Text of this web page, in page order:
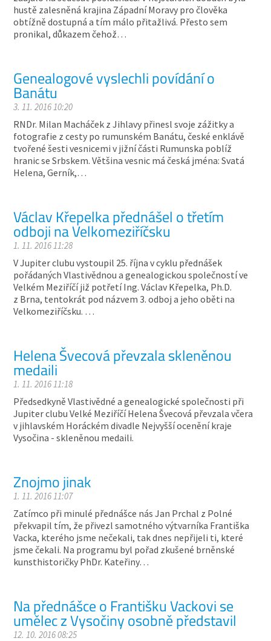
hustě zalesněná krajina Západní Moravy pro člověka
obtížně dostupná a tím málo přitažlivá. Přesto sem
pronikal, důkazem čehož…
Genealogové vyslechli povídání o
Banátu
3. 11. 2016 10:20
RNDr. Milan Macháček z Jihlavy přinesl svoje zážitky a
fotografie z cesty po rumunském Banátu, české enklávě
tvořené šesti vesnicemi v jižní části Rumunska poblíž
hranic se Srbskem. Většina vesnic má česká jména: Svatá
Helena, Gerník,…
Václav Křepelka přednášel o třetím
odboji na Velkomeziříčsku
1. 11. 2016 11:28
V Jupiter clubu vystoupil 25. října v cyklu přednášek
pořádaných Vlastivědnou a genealogickou společností ve
Velkém Meziříčí již potřetí Ing. Václav Křepelka, Ph.D.
z Brna, tentokrát pod názvem 3. odboj a jeho oběti na
Velkomeziříčsku. …
Helena Švecová převzala skleněnou
medaili
1. 11. 2016 11:18
Předsedkyně Vlastivědné a genealogické společnosti při
Jupiter clubu Velké Meziříčí Helena Švecová převzala včera
v jihlavském Horáckém divadle Nejvyšší ocenění kraje
Vysočina - skleněnou medaili.
Znojmo jinak
1. 11. 2016 11:07
Zatímco při minulé přednášce nás Jan Prchal z Polné
překvapil tím, že přivezl samotného výtvarníka Františka
Vacka, kterého jsme nečekali, tak dnes nepřijeli ti, které
jsme čekali. Na programu byl pořad zkušené brněnské
kunsthistoričky PhDr. Kateřiny…
Na přednášce o Františku Vackovi se
umělec z Vysočiny osobně představil
12. 10. 2016 08:25